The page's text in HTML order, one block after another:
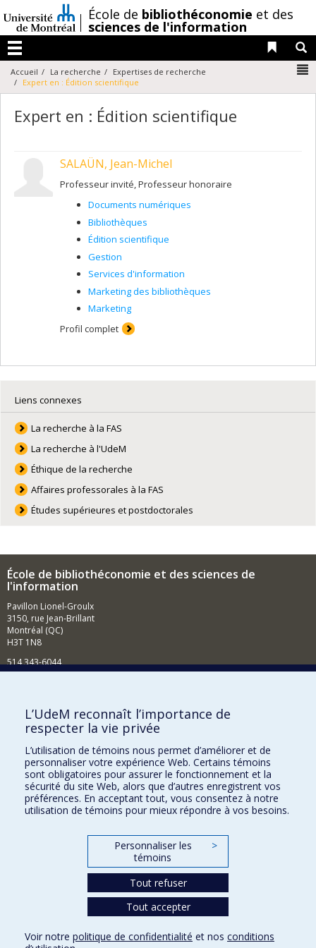
au
contenu
/École de bibliothéconomie et des
sciences de l'information
Menu
Liens
Accueil La recherche
Expertises de recherche
Expert en : Édition scientifique
Expert en : Édition scientifique
SALAÜN, Jean-Michel
Professeur invité, Professeur honoraire
Documents numériques
Bibliothèques
Édition scientifique
Gestion
Services d'information
Marketing des bibliothèques
Marketing
Profil complet
Liens connexes
La recherche à la FAS
La recherche à l'UdeM
Éthique de la recherche
Affaires professorales à la FAS
Études supérieures et postdoctorales
École de bibliothéconomie et des sciences de
l'information
Pavillon Lionel-Groulx
3150, rue Jean-Brillant
Montréal (QC)
H3T 1N8
514 343-6044
Comment soutenir l'École?
BESOIN D'AIDE?
Plan du site
Signaler une erreur
Accessibilité
FACULTÉ DES ARTS ET DES SCIENCES
Nos départements et écoles
L’UdeM reconnaît l’importance de
respecter la vie privée
L’utilisation de témoins nous permet d’améliorer et de
personnaliser votre expérience Web. Certains témoins
sont obligatoires pour assurer le fonctionnement et la
sécurité du site Web, alors que d’autres enregistrent vos
préférences. En acceptant tout, vous consentez à notre
utilisation de témoins pour mieux répondre à vos besoins.
Personnaliser les
témoins
>
Tout refuser
Tout accepter
Voir notre politique de confidentialité et nos conditions